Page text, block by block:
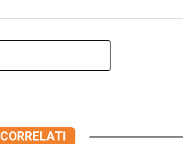
CORRELATI